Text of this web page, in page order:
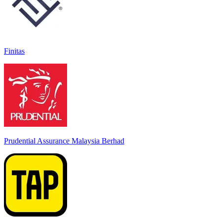
Finitas
Prudential Assurance Malaysia Berhad